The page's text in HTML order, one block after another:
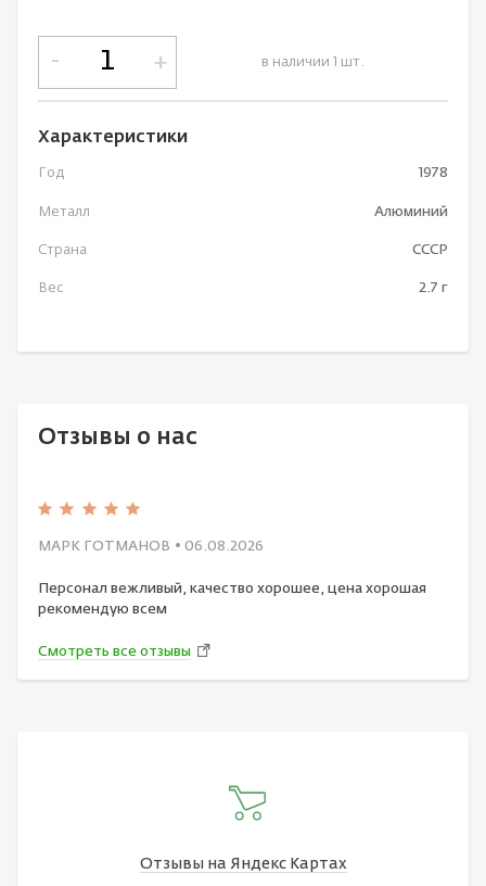
в наличии 1 шт.
- +
Характеристики
Год 1978
Металл Алюминий
Страна СССР
Вес 2.7 г
Отзывы о нас
МАРК ГОТМАНОВ • 06.08.2026
Персонал вежливый, качество хорошее, цена хорошая
рекомендую всем
Смотреть все отзывы
Отзывы на Яндекс Картах